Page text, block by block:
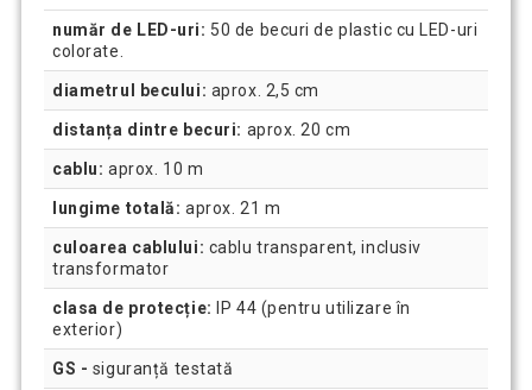
număr de LED-uri: 50 de becuri de plastic cu LED-uri
colorate.
diametrul becului: aprox. 2,5 cm
distanța dintre becuri: aprox. 20 cm
cablu: aprox. 10 m
lungime totală: aprox. 21 m
culoarea cablului: cablu transparent, inclusiv
transformator
clasa de protecție:
IP 44 (pentru utilizare în
exterior)
GS - siguranță testată